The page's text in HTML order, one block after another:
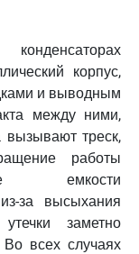
корпус,
и выводным
между ними,
вызывают треск,
работы
емкости
из-за высыхания
заметно
всех случаях